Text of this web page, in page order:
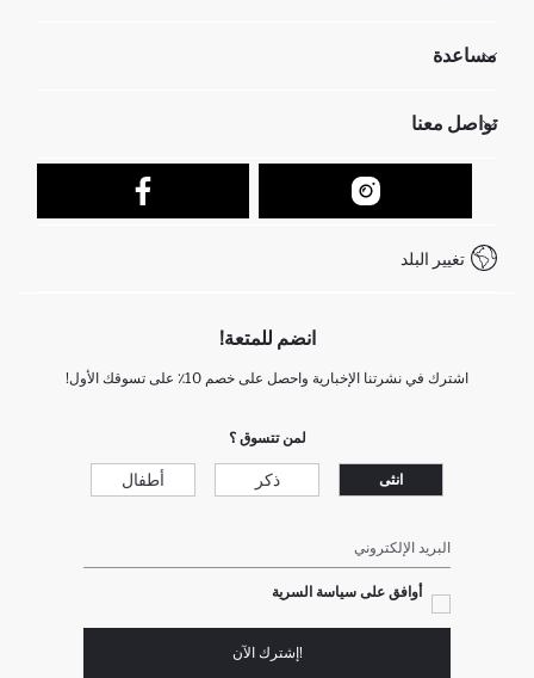
تعرف علينا
مساعدة
عمليات الارجاع و الاستبدال السهلة
تتبع الشحنة
كيف يمكنك التسوق في ديفاكتو ؟
كيف تدفع في ديفاكتو؟
تواصل معنا
نموذج الاتصال
+212 525 076 633 خدمة العملاءتغيير البلد
انضم للمتعة!
اشترك في نشرتنا الإخبارية واحصل على خصم 10٪ على تسوقك الأول!
لمن تتسوق ؟
انثى ذكر أطفال
البريد الإلكتروني
أوافق على سياسة السرية
!إشترك الآن